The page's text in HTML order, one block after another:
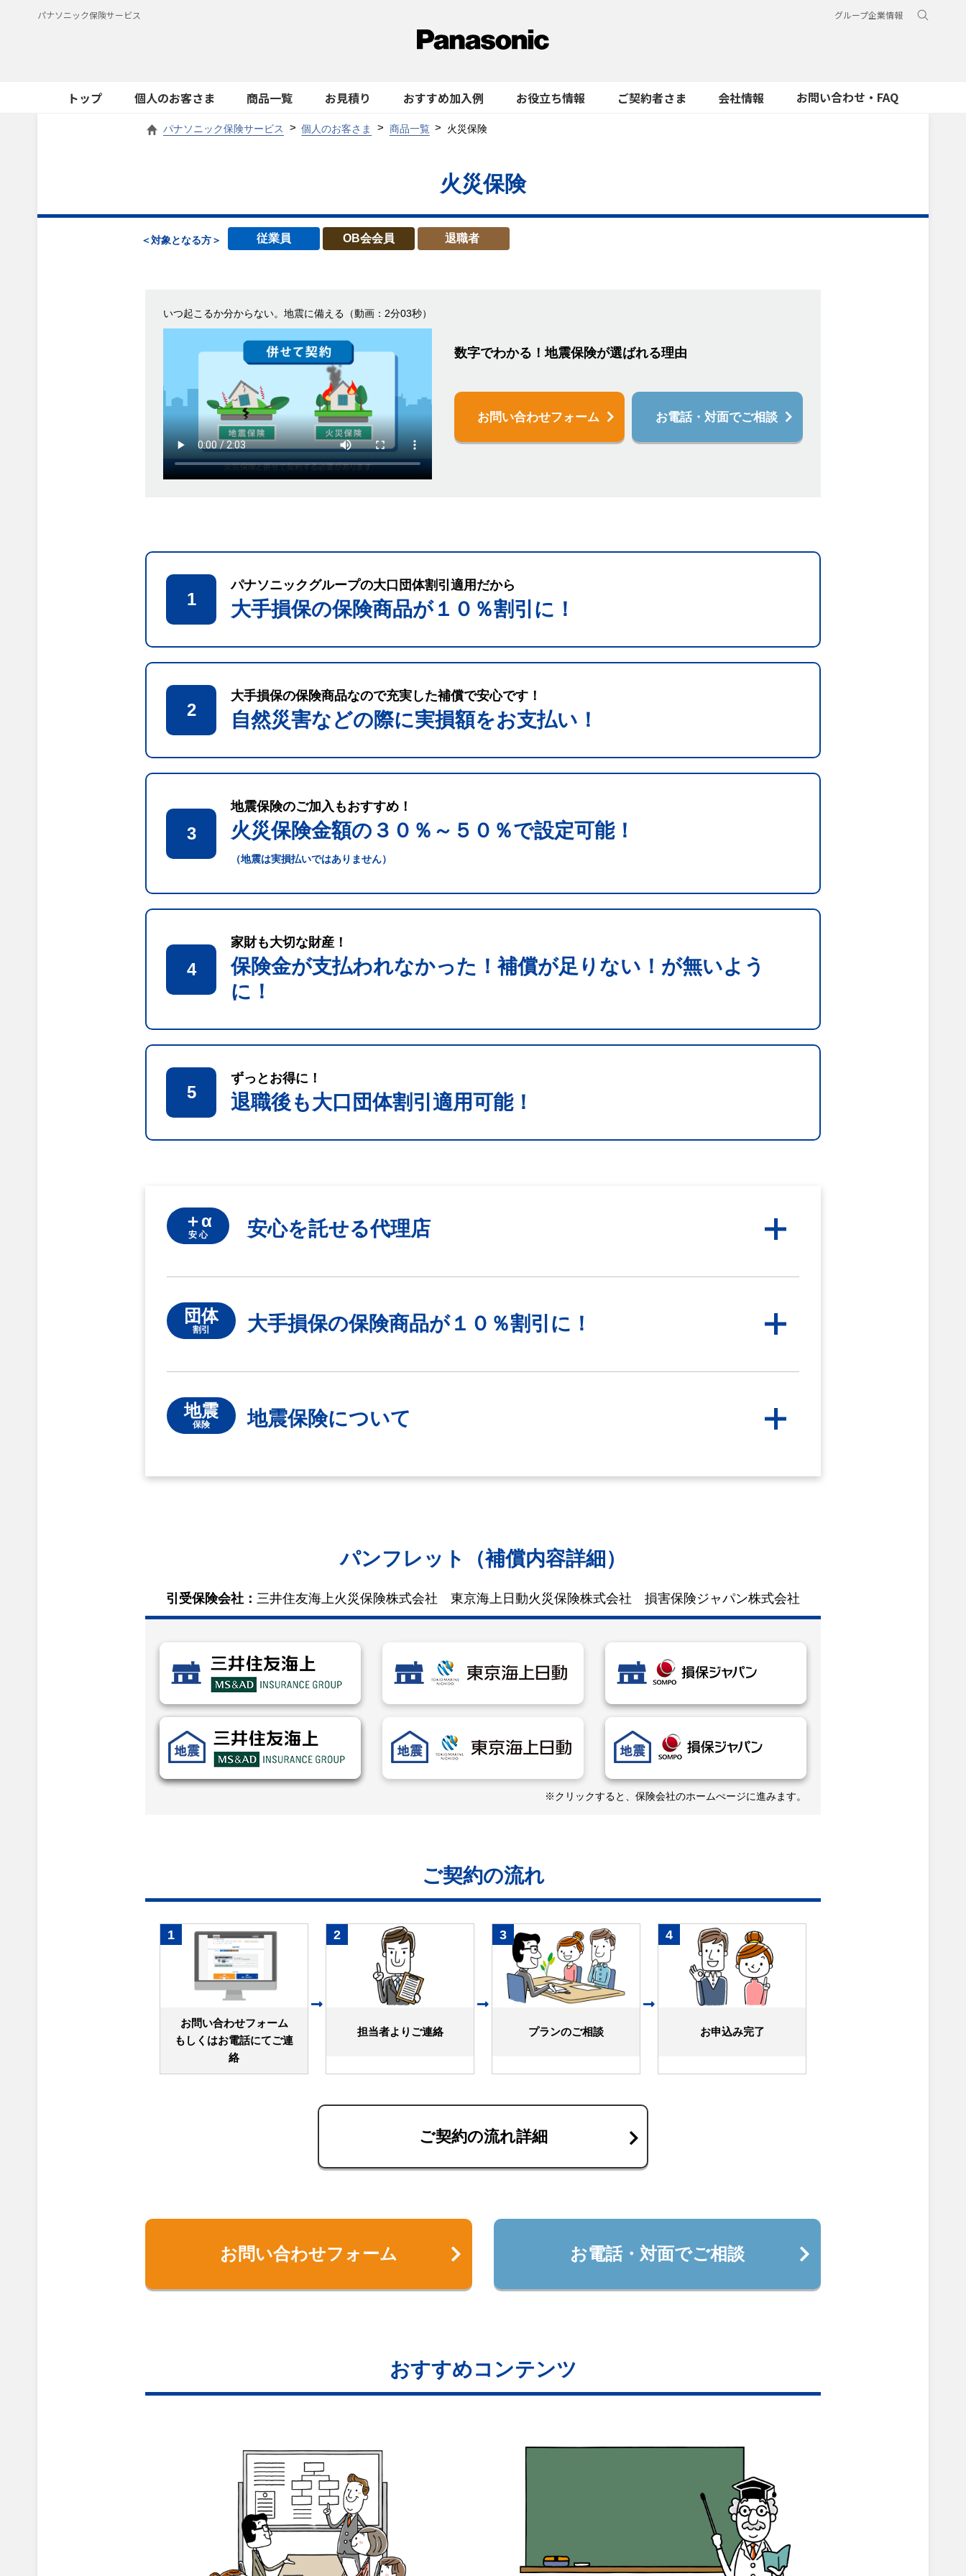
パナソニック保険サービス グループ企業情報
トップ 個人のお客さま 商品一覧 お見積り おすすめ加入例 お役立ち情報 ご契約者さま 会社情報 お問い合わせ・FAQ
パナソニック保険サービス 個人のお客さま 商品一覧 火災保険
火災保険
＜対象となる方＞ 従業員 OB会会員 退職者
いつ起こるか分からない。地震に備える （動画：2分03秒）
数字でわかる！地震保険が選ばれる理由
お問い合わせフォーム お電話・対面でご相談
1
パナソニックグループの大口団体割引適用だから
大手損保の保険商品が１０％割引に！
2
大手損保の保険商品なので充実した補償で安心です！
自然災害などの際に実損額をお支払い！
3
地震保険のご加入もおすすめ！
火災保険金額の３０％～５０％で設定可能！
（地震は実損払いではありません）
4
家財も大切な財産！
保険金が支払われなかった！補償が足りない！が無いよう
に！
5
ずっとお得に！
退職後も大口団体割引適用可能！
＋α
安 心 安心を託せる代理店
団体
割引 大手損保の保険商品が１０％割引に！
地震
保険 地震保険について
パンフレット（補償内容詳細）
引受保険会社： 三井住友海上火災保険株式会社 東京海上日動火災保険株式会社 損害保険ジャパン株式会社
※クリックすると、保険会社のホームぺージに進みます。
ご契約の流れ
1
お問い合わせフォーム
もしくはお電話にてご連
絡
2
担当者よりご連絡
3
プランのご相談
4
お申込み完了
ご契約の流れ詳細
お問い合わせフォーム お電話・対面でご相談
おすすめコンテンツ